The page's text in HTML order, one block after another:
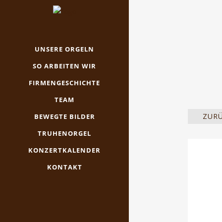
UNSERE ORGELN
SO ARBEITEN WIR
FIRMENGESCHICHTE
TEAM
BEWEGTE BILDER
TRUHENORGEL
KONZERTKALENDER
KONTAKT